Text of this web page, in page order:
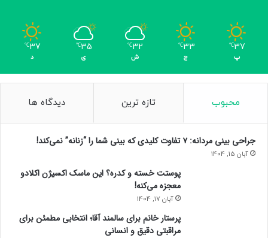
37
℃
پ
33
℃
ج
32
℃
ش
35
℃
ی
37
℃
د
محبوب تازه ترین دیدگاه ها
جراحی بینی مردانه: ۷ تفاوت کلیدی که بینی شما را “زنانه” نمی‌کند!
آبان 15, 1404
پوستت خسته و کدره؟ این ماسک اکسیژن اکلادو
معجزه می‌کنه!
آبان 17, 1404
پرستار خانم برای سالمند آقا؛ انتخابی مطمئن برای
مراقبتی دقیق و انسانی